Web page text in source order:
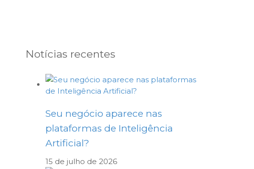
Notícias recentes
Seu negócio aparece nas
plataformas de Inteligência
Artificial?
15 de julho de 2026